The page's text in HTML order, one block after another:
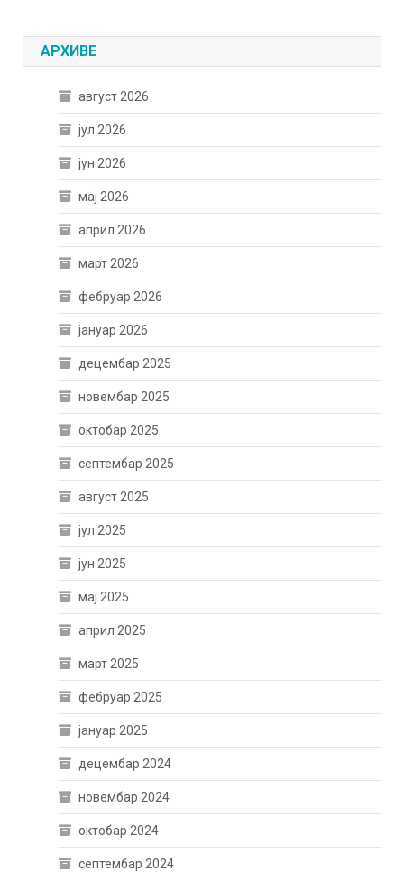
АРХИВЕ
август 2026
јул 2026
јун 2026
мај 2026
април 2026
март 2026
фебруар 2026
јануар 2026
децембар 2025
новембар 2025
октобар 2025
септембар 2025
август 2025
јул 2025
јун 2025
мај 2025
април 2025
март 2025
фебруар 2025
јануар 2025
децембар 2024
новембар 2024
октобар 2024
септембар 2024